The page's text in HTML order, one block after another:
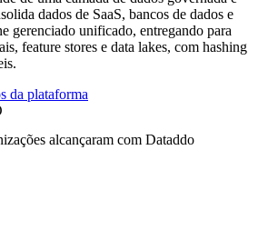
dados de SaaS, bancos de dados e
gerenciado unificado, entregando para
feature stores e data lakes, com hashing
da plataforma
alcançaram com Dataddo